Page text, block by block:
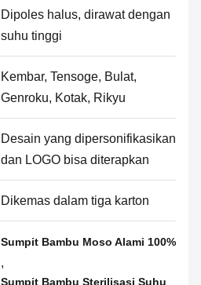
Dipoles halus, dirawat dengan
suhu tinggi
Kembar, Tensoge, Bulat,
Genroku, Kotak, Rikyu
Desain yang dipersonifikasikan
dan LOGO bisa diterapkan
Dikemas dalam tiga karton
Sumpit Bambu Moso Alami 100%
,
Sumpit Bambu Sterilisasi Suhu